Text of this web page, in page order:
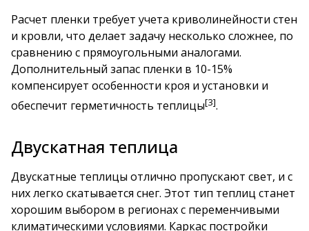
Расчет пленки требует учета криволинейности стен
и кровли, что делает задачу несколько сложнее, по
сравнению с прямоугольными аналогами.
Дополнительный запас пленки в 10-15%
компенсирует особенности кроя и установки и
обеспечит герметичность теплицы[3].
Двускатная теплица
Двускатные теплицы отлично пропускают свет, и с
них легко скатывается снег. Этот тип теплиц станет
хорошим выбором в регионах с переменчивыми
климатическими условиями. Каркас постройки